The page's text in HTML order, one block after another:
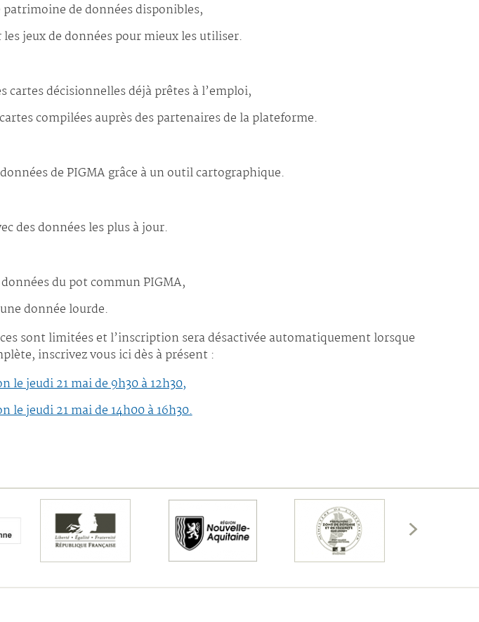
de données disponibles,
jeux de données pour mieux les utiliser.
cartes décisionnelles déjà prêtes à l’emploi,
compilées auprès des partenaires de la plateforme.
de PIGMA grâce à un outil cartographique.
des données les plus à jour.
du pot commun PIGMA,
donnée lourde.
sont limitées et l’inscription sera désactivée automatiquement lorsque
inscrivez vous ici dès à présent :
le jeudi 21 mai de 9h30 à 12h30,
le jeudi 21 mai de 14h00 à 16h30.
Afficher